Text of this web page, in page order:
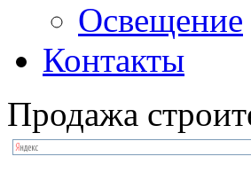
Освещение
Контакты
Продажа